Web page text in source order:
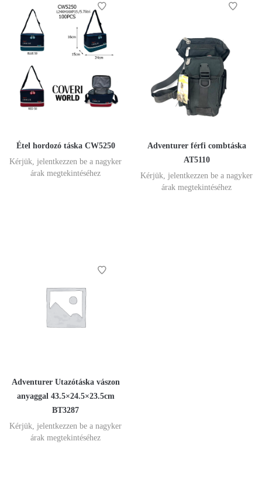
Étel hordozó táska CW5250
Kérjük, jelentkezzen be a nagyker
árak megtekintéséhez
Adventurer férfi combtáska
AT5110
Kérjük, jelentkezzen be a nagyker
árak megtekintéséhez
Adventurer Utazótáska vászon
anyaggal 43.5×24.5×23.5cm
BT3287
Kérjük, jelentkezzen be a nagyker
árak megtekintéséhez